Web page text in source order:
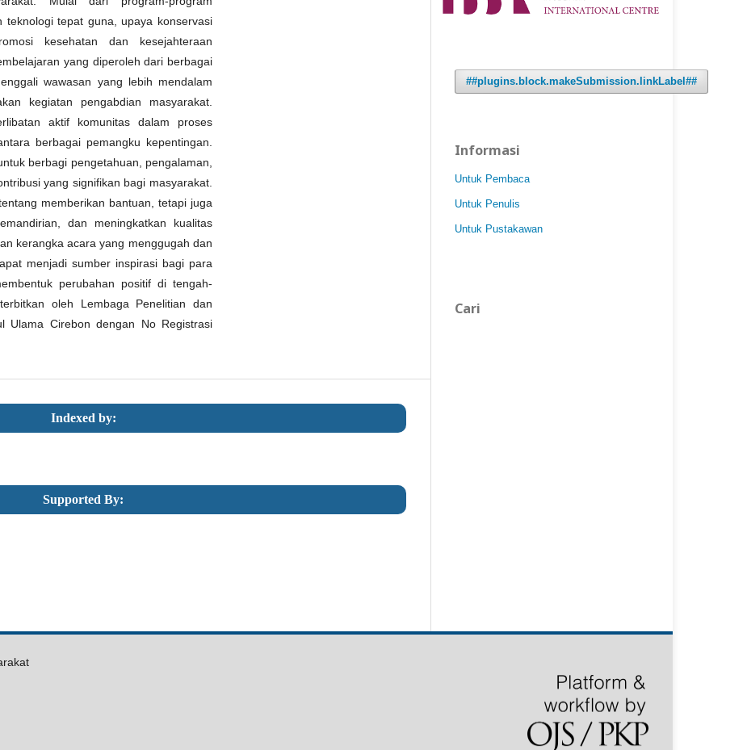
teknologi tepat guna, upaya konservasi
kesehatan dan kesejahteraan
yang diperoleh dari berbagai
wawasan yang lebih mendalam
kegiatan pengabdian masyarakat.
aktif komunitas dalam proses
berbagai pemangku kepentingan.
berbagi pengetahuan, pengalaman,
yang signifikan bagi masyarakat.
memberikan bantuan, tetapi juga
dan meningkatkan kualitas
kerangka acara yang menggugah dan
menjadi sumber inspirasi bagi para
perubahan positif di tengah-
oleh Lembaga Penelitian dan
Ulama Cirebon dengan No Registrasi
Indexed by:
Supported By:
##plugins.block.makeSubmission.linkLabel##
Informasi
Untuk Pembaca
Untuk Penulis
Untuk Pustakawan
Cari